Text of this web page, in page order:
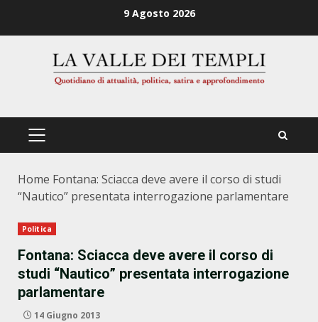
9 Agosto 2026
PRIMÄRES
Home Fontana: Sciacca deve avere il corso di studi
“Nautico” presentata interrogazione parlamentare
Politica
Fontana: Sciacca deve avere il corso di
studi “Nautico” presentata interrogazione
parlamentare
14 Giugno 2013